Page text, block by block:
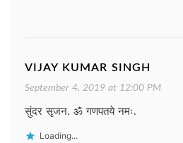
VIJAY KUMAR SINGH
September 4, 2019 at 12:00 PM
सुंदर सृजन. ॐ गणपतये नमः.
Loading...